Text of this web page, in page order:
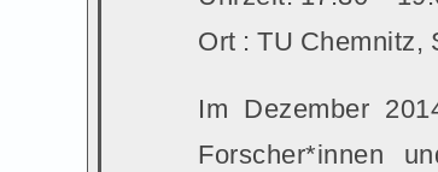
Ort : TU Chemnitz,
Im Dezember
Forscher*innen